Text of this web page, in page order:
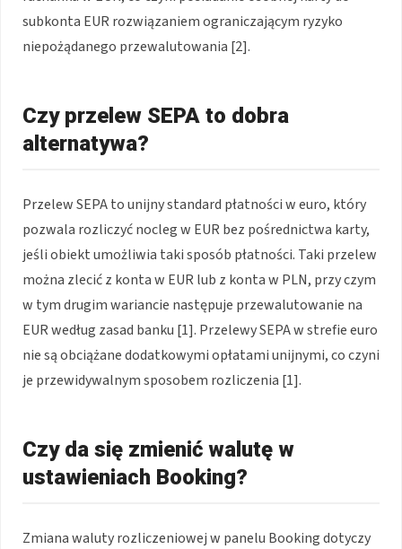
subkonta EUR rozwiązaniem ograniczającym ryzyko
niepożądanego przewalutowania [2].
Czy przelew SEPA to dobra
alternatywa?
Przelew SEPA to unijny standard płatności w euro, który
pozwala rozliczyć nocleg w EUR bez pośrednictwa karty,
jeśli obiekt umożliwia taki sposób płatności. Taki przelew
można zlecić z konta w EUR lub z konta w PLN, przy czym
w tym drugim wariancie następuje przewalutowanie na
EUR według zasad banku [1]. Przelewy SEPA w strefie euro
nie są obciążane dodatkowymi opłatami unijnymi, co czyni
je przewidywalnym sposobem rozliczenia [1].
Czy da się zmienić walutę w
ustawieniach Booking?
Zmiana waluty rozliczeniowej w panelu Booking dotyczy